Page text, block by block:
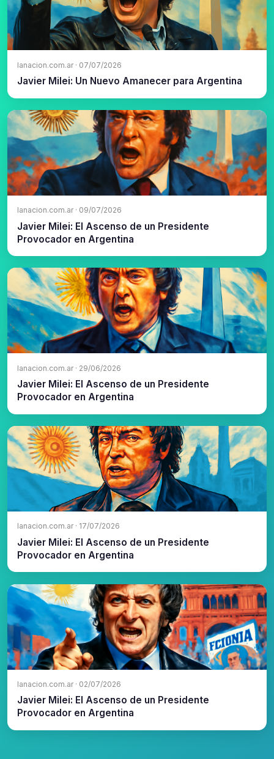
lanacion.com.ar · 07/07/2026
Javier Milei: Un Nuevo Amanecer para Argentina
lanacion.com.ar · 09/07/2026
Javier Milei: El Ascenso de un Presidente
Provocador en Argentina
lanacion.com.ar · 29/06/2026
Javier Milei: El Ascenso de un Presidente
Provocador en Argentina
lanacion.com.ar · 17/07/2026
Javier Milei: El Ascenso de un Presidente
Provocador en Argentina
lanacion.com.ar · 02/07/2026
Javier Milei: El Ascenso de un Presidente
Provocador en Argentina